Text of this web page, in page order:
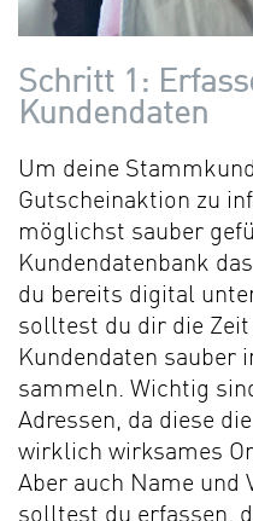
Schritt 1:
Kundendaten
Um deine
Gutscheinaktion zu
möglichst sauber
Kundendatenbank
du bereits digital
solltest du dir die
Kundendaten sauber
sammeln. Wichtig
Adressen, da diese
wirklich wirksames
Aber auch Name und
solltest du erfassen,